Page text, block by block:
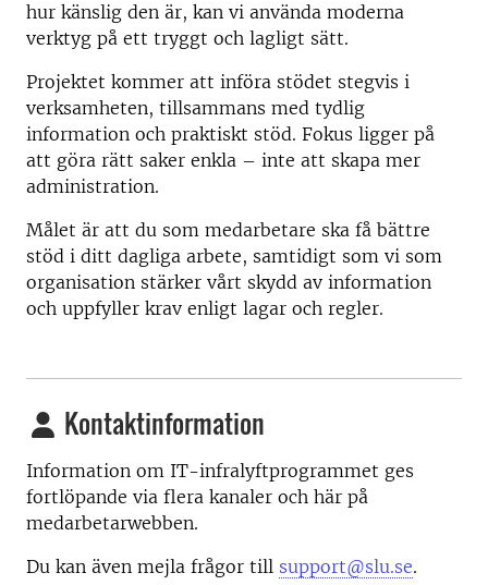
hur känslig den är, kan vi använda moderna
verktyg på ett tryggt och lagligt sätt.
Projektet kommer att införa stödet stegvis i
verksamheten, tillsammans med tydlig
information och praktiskt stöd. Fokus ligger på
att göra rätt saker enkla – inte att skapa mer
administration.
Målet är att du som medarbetare ska få bättre
stöd i ditt dagliga arbete, samtidigt som vi som
organisation stärker vårt skydd av information
och uppfyller krav enligt lagar och regler.
Kontaktinformation
Information om IT-infralyftprogrammet ges
fortlöpande via flera kanaler och här på
medarbetarwebben.
Du kan även mejla frågor till support@slu.se.